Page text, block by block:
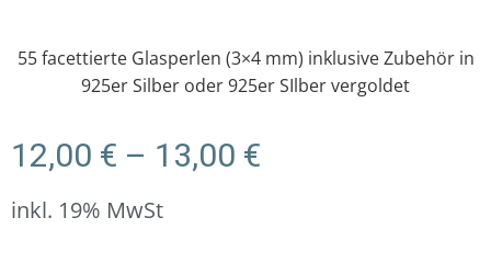
55 facettierte Glasperlen (3×4 mm) inklusive Zubehör in
925er Silber oder 925er SIlber vergoldet
12,00 € – 13,00 €
inkl. 19% MwSt